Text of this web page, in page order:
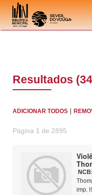
Ir para o conteúdo
Resultados
ADICIONAR TODOS |
Página 1 de 2895
NCB:
imp.